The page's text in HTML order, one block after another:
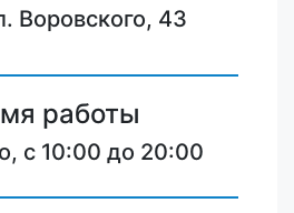
Воровского, 43
работы
с 10:00 до 20:00